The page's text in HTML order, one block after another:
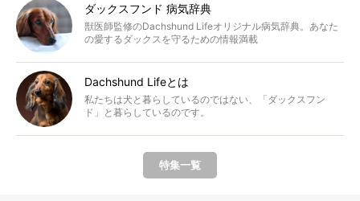
ダックスフンド 病気辞典
獣医師監修のDachshund Lifeオリジナル病気辞典。あなた
の愛するダックスを守るための情報満載
Dachshund Lifeとは
私たちは犬と暮らしているのではない、「ダックスフン
ド」と暮らしているのです。
特集一覧